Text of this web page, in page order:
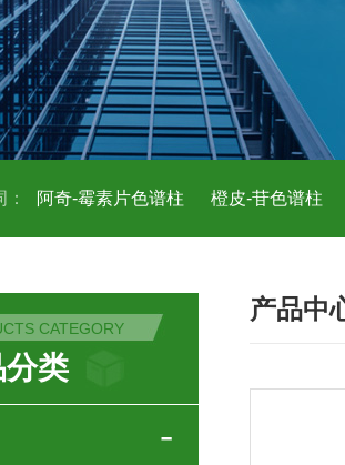
阿奇-霉素片色谱柱 橙皮-苷色谱柱
COSMOSIL 1.8PBr五溴苯基色谱柱
菟丝子 柠檬黄色谱柱
CATEGORY
分类
产品中